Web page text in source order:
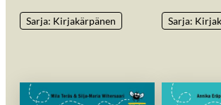
Sarja: Kirjakärpänen Sarja: